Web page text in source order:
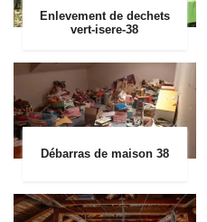
Enlevement de dechets
vert-isere-38
Débarras de maison 38